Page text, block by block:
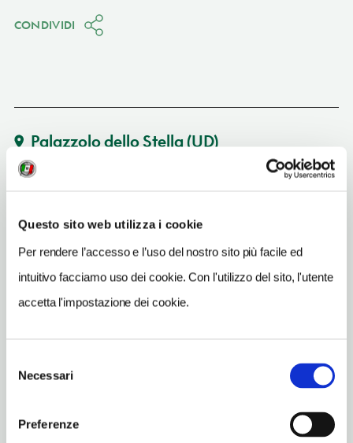
Questo sito web utilizza i cookie
Per rendere l’accesso e l’uso del nostro sito più facile ed
intuitivo facciamo uso dei cookie. Con l'utilizzo del sito, l'utente
accetta l'impostazione dei cookie.
delNecessari
Preferenze
CONDIVIDI
Palazzolo dello Stella (UD)
Vedi su Google Maps
www.isolaugusta.com
info@isolaugusta.com